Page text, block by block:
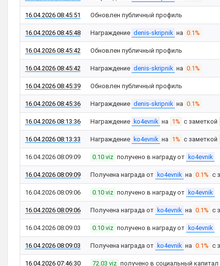
16.04.2026 08:45:51 Обновлен публичный профиль
16.04.2026 08:45:48 Награждение denis-skripnik на 0.1%
16.04.2026 08:45:42 Обновлен публичный профиль
16.04.2026 08:45:42 Награждение denis-skripnik на 0.1%
16.04.2026 08:45:39 Обновлен публичный профиль
16.04.2026 08:45:36 Награждение denis-skripnik на 0.1%
16.04.2026 08:13:36 Награждение ko4evnik на 1% с заметкой
16.04.2026 08:13:33 Награждение ko4evnik на 1% с заметкой
16.04.2026 08:09:09 0.10 viz получено в награду от ko4evnik
16.04.2026 08:09:09 Получена награда от ko4evnik на 0.1% с
16.04.2026 08:09:06 0.10 viz получено в награду от ko4evnik
16.04.2026 08:09:06 Получена награда от ko4evnik на 0.1% с
16.04.2026 08:09:03 0.10 viz получено в награду от ko4evnik
16.04.2026 08:09:03 Получена награда от ko4evnik на 0.1% с
16.04.2026 07:46:30 72.03 viz получено в социальный